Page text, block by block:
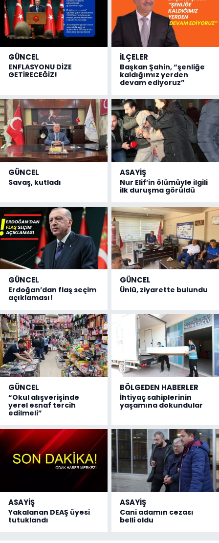
GÜNCEL
ENFLASYONU DİZE
GETİRECEĞİZ!
İLÇELER
Başkan Şahin, “şenliğe
kaldığımız yerden
devam ediyoruz”
GÜNCEL
Savaş, kutladı
ASAYİŞ
Nur Elif’in ölümüyle ilgili
ilk duruşma görüldü
GÜNCEL
Erdoğan’dan flaş seçim
açıklaması!
GÜNCEL
Ünlü, ziyarette bulundu
GÜNCEL
“Okul alışverişinde
yerel esnaf tercih
edilmeli”
BÖLGEDEN HABERLER
İhtiyaç sahiplerinin
yaşamına dokundular
ASAYİŞ
Yakalanan DEAŞ üyesi
tutuklandı
ASAYİŞ
Cani adamın cezası
belli oldu